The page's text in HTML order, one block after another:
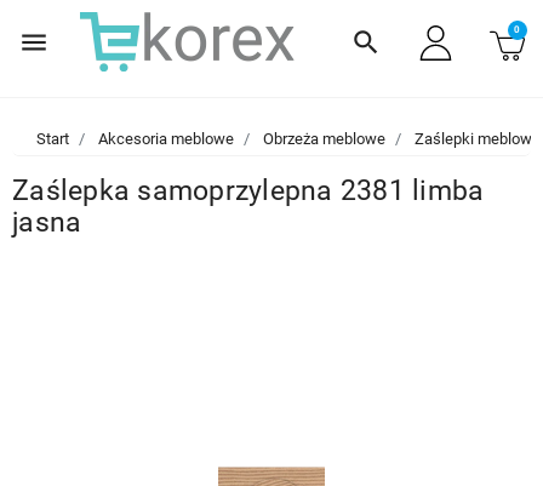
menu search 0
Start Akcesoria meblowe Obrzeża meblowe Zaślepki meblowe
Zaślepka samoprzylepna 2381 limba
jasna